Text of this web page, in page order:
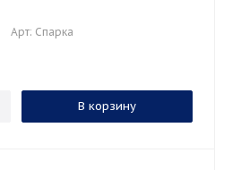
Арт: Спарка
В корзину